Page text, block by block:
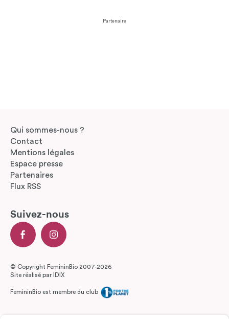
Partenaire
Qui sommes-nous ?
Contact
Mentions légales
Espace presse
Partenaires
Flux RSS
Suivez-nous
© Copyright FemininBio 2007-2026
Site réalisé par
IDIX
FemininBio est membre du club